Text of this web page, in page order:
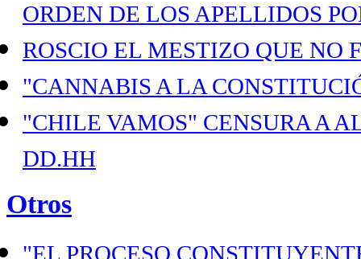
ORDEN DE LOS APELLIDOS
ROSCIO EL MESTIZO QUE NO
"CANNABIS A LA
"CHILE VAMOS" CENSURA A
DD.HH
Otros
"EL PROCESO